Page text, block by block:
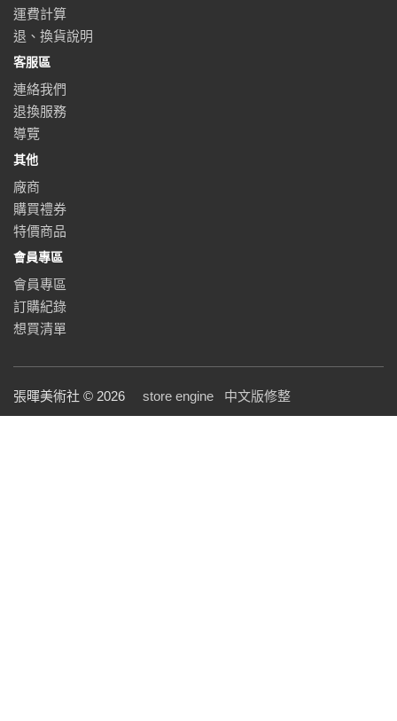
運費計算
退、換貨說明
客服區
連絡我們
退換服務
導覽
其他
廠商
購買禮券
特價商品
會員專區
會員專區
訂購紀錄
想買清單
張暉美術社 © 2026 store engine 中文版修整